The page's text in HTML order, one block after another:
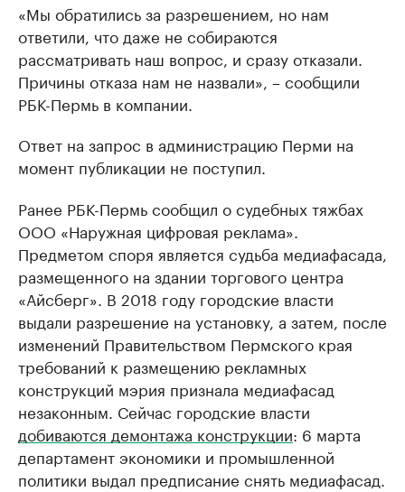
«Мы обратились за разрешением, но нам
ответили, что даже не собираются
рассматривать наш вопрос, и сразу отказали.
Причины отказа нам не назвали», – сообщили
РБК-Пермь в компании.
Ответ на запрос в администрацию Перми на
момент публикации не поступил.
Ранее РБК-Пермь сообщил о судебных тяжбах
ООО «Наружная цифровая реклама».
Предметом споря является судьба медиафасада,
размещенного на здании торгового центра
«Айсберг». В 2018 году городские власти
выдали разрешение на установку, а затем, после
изменений Правительством Пермского края
требований к размещению рекламных
конструкций мэрия признала медиафасад
незаконным. Сейчас городские власти
добиваются демонтажа конструкции: 6 марта
департамент экономики и промышленной
политики выдал предписание снять медиафасад.